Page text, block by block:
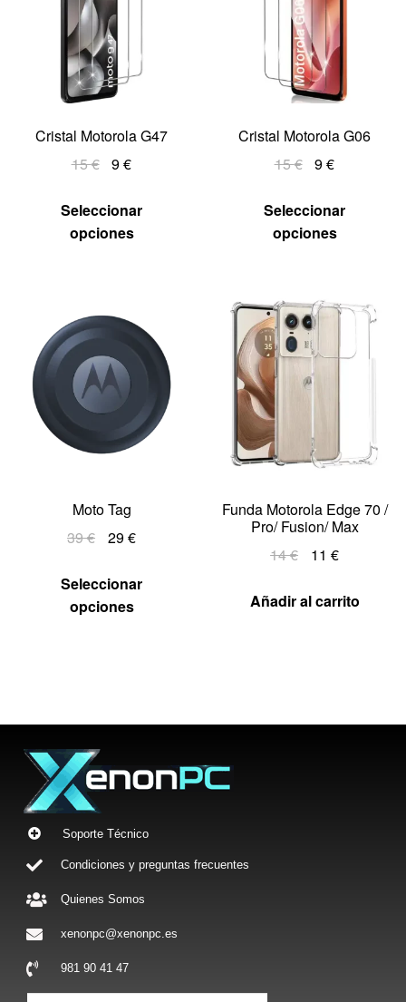
Cristal Motorola G47
15€ 9€
Seleccionar
opciones
Cristal Motorola G06
15€ 9€
Seleccionar
opciones
Moto Tag
39€ 29€
Seleccionar
opciones
Funda Motorola Edge 70 /
Pro/ Fusion/ Max
14€ 11 €
Añadir al carrito
Soporte Técnico
Condiciones y preguntas frecuentes
Quienes Somos
xenonpc@xenonpc.es
981 90 41 47